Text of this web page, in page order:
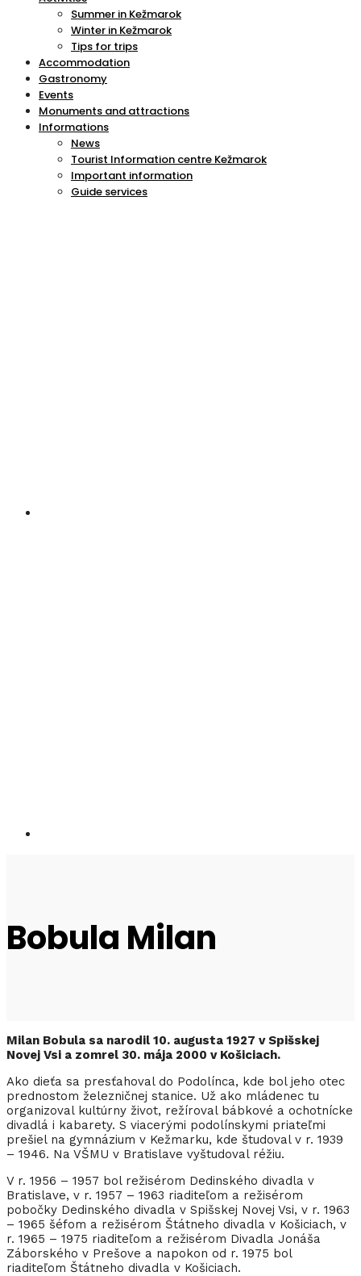
Summer in Kežmarok
Winter in Kežmarok
Tips for trips
Accommodation
Gastronomy
Events
Monuments and attractions
Informations
News
Tourist Information centre Kežmarok
Important information
Guide services
Bobula Milan
Milan Bobula sa narodil 10. augusta 1927 v Spišskej
Novej Vsi a zomrel 30. mája 2000 v Košiciach.
Ako dieťa sa presťahoval do Podolínca, kde bol jeho otec
prednostom železničnej stanice. Už ako mládenec tu
organizoval kultúrny život, režíroval bábkové a ochotnícke
divadlá i kabarety. S viacerými podolínskymi priateľmi
prešiel na gymnázium v Kežmarku, kde študoval v r. 1939
– 1946. Na VŠMU v Bratislave vyštudoval réžiu.
V r. 1956 – 1957 bol režisérom Dedinského divadla v
Bratislave, v r. 1957 – 1963 riaditeľom a režisérom
pobočky Dedinského divadla v Spišskej Novej Vsi, v r. 1963
– 1965 šéfom a režisérom Štátneho divadla v Košiciach, v
r. 1965 – 1975 riaditeľom a režisérom Divadla Jonáša
Záborského v Prešove a napokon od r. 1975 bol
riaditeľom Štátneho divadla v Košiciach.